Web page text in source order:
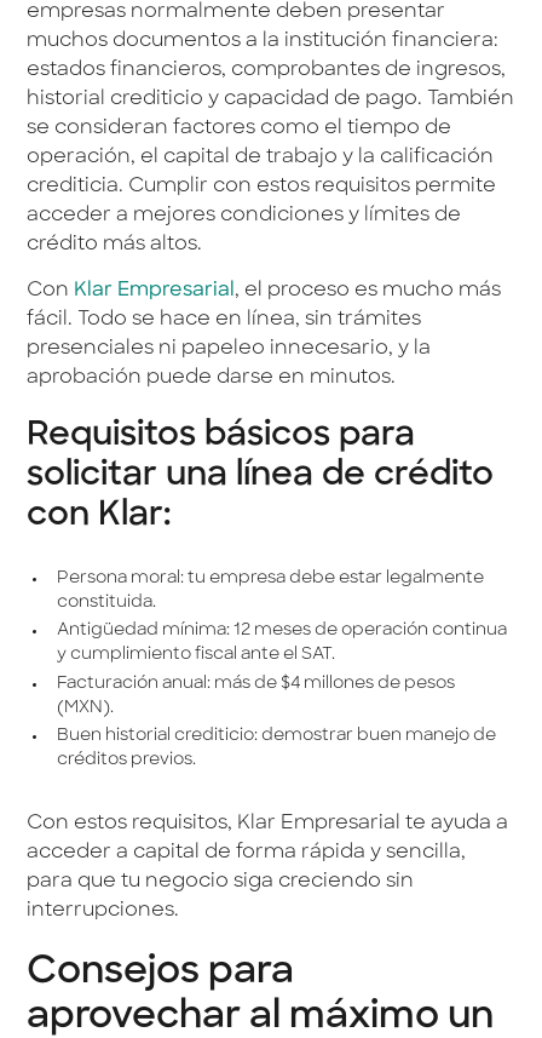
empresas normalmente deben presentar
muchos documentos a la institución financiera:
estados financieros, comprobantes de ingresos,
historial crediticio y capacidad de pago. También
se consideran factores como el tiempo de
operación, el capital de trabajo y la calificación
crediticia. Cumplir con estos requisitos permite
acceder a mejores condiciones y límites de
crédito más altos.
Con Klar Empresarial , el proceso es mucho más
fácil. Todo se hace en línea, sin trámites
presenciales ni papeleo innecesario, y la
aprobación puede darse en minutos.
Requisitos básicos para
solicitar una línea de crédito
con Klar:
Persona moral: tu empresa debe estar legalmente
constituida.
Antigüedad mínima: 12 meses de operación continua
y cumplimiento fiscal ante el SAT.
Facturación anual: más de $4 millones de pesos
(MXN).
Buen historial crediticio: demostrar buen manejo de
créditos previos.
Con estos requisitos, Klar Empresarial te ayuda a
acceder a capital de forma rápida y sencilla,
para que tu negocio siga creciendo sin
interrupciones.
Consejos para
aprovechar al máximo un